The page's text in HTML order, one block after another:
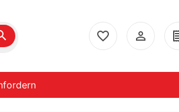
favorite_border person_outline